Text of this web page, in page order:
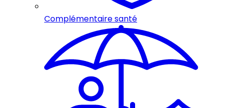
Complémentaire santé